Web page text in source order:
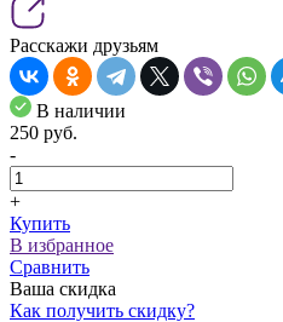
Расскажи друзьям
В наличии
250 pуб.
-
+
Купить
В избранное
Сравнить
Ваша скидка
Как получить скидку?